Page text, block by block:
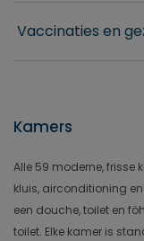
Vaccinaties en
Kamers
Alle 59 moderne, frisse
kluis, airconditioning
een douche, toilet en
toilet. Elke kamer is